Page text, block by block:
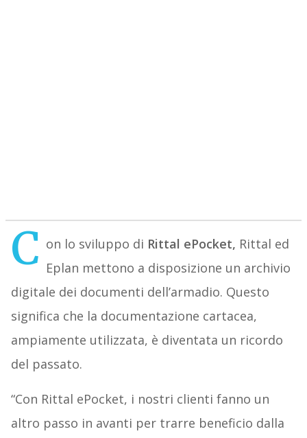
C on lo sviluppo di Rittal ePocket, Rittal ed
Eplan mettono a disposizione un archivio
digitale dei documenti dell’armadio. Questo
significa che la documentazione cartacea,
ampiamente utilizzata, è diventata un ricordo
del passato.
“Con Rittal ePocket, i nostri clienti fanno un
altro passo in avanti per trarre beneficio dalla